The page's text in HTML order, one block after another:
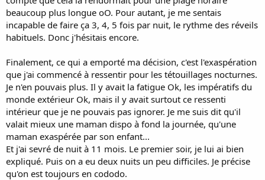
beaucoup plus longue oO. Pour autant, je me sentais
incapable de faire ça 3, 4, 5 fois par nuit, le rythme des réveils
habituels. Donc j'hésitais encore.
Finalement, ce qui a emporté ma décision, c'est l'exaspération
que j'ai commencé à ressentir pour les tétouillages nocturnes.
Je n'en pouvais plus. Il y avait la fatigue Ok, les impératifs du
monde extérieur Ok, mais il y avait surtout ce ressenti
intérieur que je ne pouvais pas ignorer. Je me suis dit qu'il
valait mieux une maman dispo à fond la journée, qu'une
maman exaspérée par son enfant...
Et j'ai sevré de nuit à 11 mois. Le premier soir, je lui ai bien
expliqué. Puis on a eu deux nuits un peu difficiles. Je précise
qu'on est toujours en cododo.